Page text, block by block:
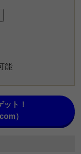
能
ト！
）